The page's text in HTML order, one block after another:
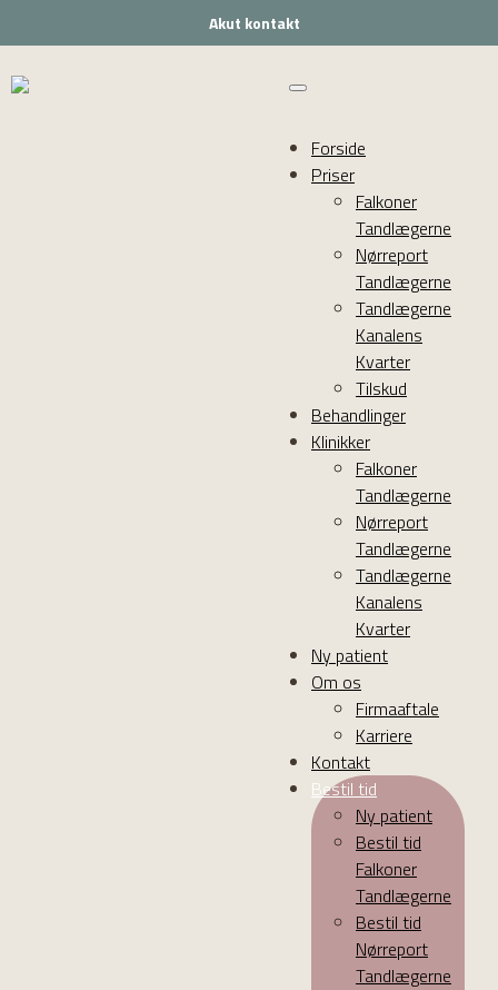
Akut kontakt
Forside
Priser
Falkoner
Tandlægerne
Nørreport
Tandlægerne
Tandlægerne
Kanalens
Kvarter
Tilskud
Behandlinger
Klinikker
Falkoner
Tandlægerne
Nørreport
Tandlægerne
Tandlægerne
Kanalens
Kvarter
Ny patient
Om os
Firmaaftale
Karriere
Kontakt
Bestil tid
Ny patient
Bestil tid
Falkoner
Tandlægerne
Bestil tid
Nørreport
Tandlægerne